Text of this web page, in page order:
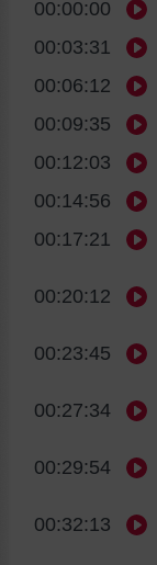
00:00:00
00:03:31
00:06:12
00:09:35
00:12:03
00:14:56
00:17:21
00:20:12
00:23:45
00:27:34
00:29:54
00:32:13